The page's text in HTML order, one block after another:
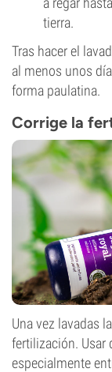
tierra.
Tras hacer el
al menos unos
forma paulatina.
Corrige la
Una vez lavadas
fertilización. Usar
especialmente